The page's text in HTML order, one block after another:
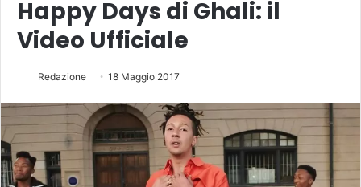
Happy Days di Ghali: il
Video Ufficiale
Redazione 18 Maggio 2017